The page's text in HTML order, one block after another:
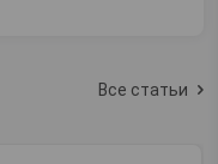
Все статьи